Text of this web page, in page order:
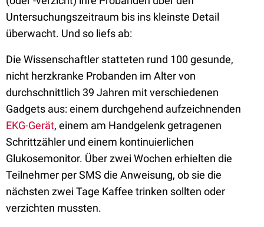
Untersuchungszeitraum bis ins kleinste Detail
überwacht. Und so liefs ab:
Die Wissenschaftler statteten rund 100 gesunde,
nicht herzkranke Probanden im Alter von
durchschnittlich 39 Jahren mit verschiedenen
Gadgets aus: einem durchgehend aufzeichnenden
EKG-Gerät, einem am Handgelenk getragenen
Schrittzähler und einem kontinuierlichen
Glukosemonitor. Über zwei Wochen erhielten die
Teilnehmer per SMS die Anweisung, ob sie die
nächsten zwei Tage Kaffee trinken sollten oder
verzichten mussten.